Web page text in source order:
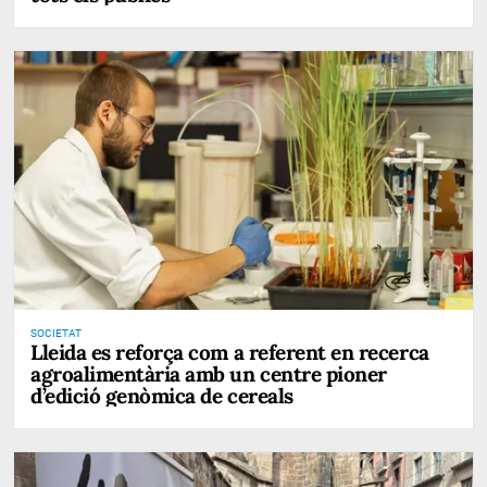
SOCIETAT
Lleida es reforça com a referent en recerca
agroalimentària amb un centre pioner
d’edició genòmica de cereals